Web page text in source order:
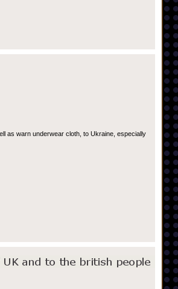
as warn underwear cloth, to Ukraine, especially